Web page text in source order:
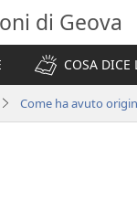
di Geova
COSA DICE
Come ha avuto